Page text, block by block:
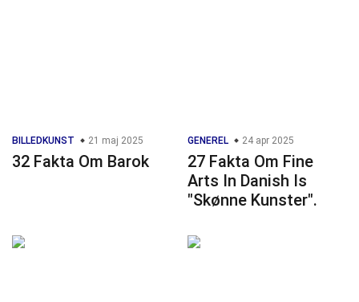
BILLEDKUNST 21 maj 2025
32 Fakta Om Barok
GENEREL 24 apr 2025
27 Fakta Om Fine
Arts In Danish Is
"Skønne Kunster".